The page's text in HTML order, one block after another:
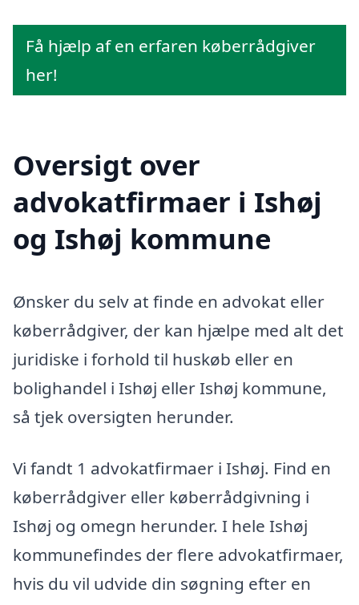
Få hjælp af en erfaren køberrådgiver
her!
Oversigt over
advokatfirmaer i Ishøj
og Ishøj kommune
Ønsker du selv at finde en advokat eller
køberrådgiver, der kan hjælpe med alt det
juridiske i forhold til huskøb eller en
bolighandel i Ishøj eller Ishøj kommune,
så tjek oversigten herunder.
Vi fandt 1 advokatfirmaer i Ishøj. Find en
køberrådgiver eller køberrådgivning i
Ishøj og omegn herunder. I hele Ishøj
kommunefindes der flere advokatfirmaer,
hvis du vil udvide din søgning efter en